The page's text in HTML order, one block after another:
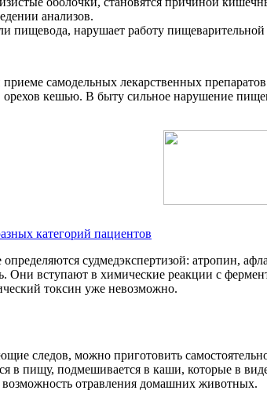
анализов.
нарушает работу
самодельных лекарственных
кешью. В быту сильное нарушение
категорий пациентов
судмедэкспертизой: атропин,
Они вступают в химические реакции с
токсин уже невозможно.
следов, можно приготовить
в пищу, подмешивается в каши, которые в
отравления домашних животных.